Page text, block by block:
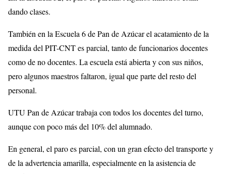
dando clases.
También en la Escuela 6 de Pan de Azúcar el acatamiento de la
medida del PIT-CNT es parcial, tanto de funcionarios docentes
como de no docentes. La escuela está abierta y con sus niños,
pero algunos maestros faltaron, igual que parte del resto del
personal.
UTU Pan de Azúcar trabaja con todos los docentes del turno,
aunque con poco más del 10% del alumnado.
En general, el paro es parcial, con un gran efecto del transporte y
de la advertencia amarilla, especialmente en la asistencia de